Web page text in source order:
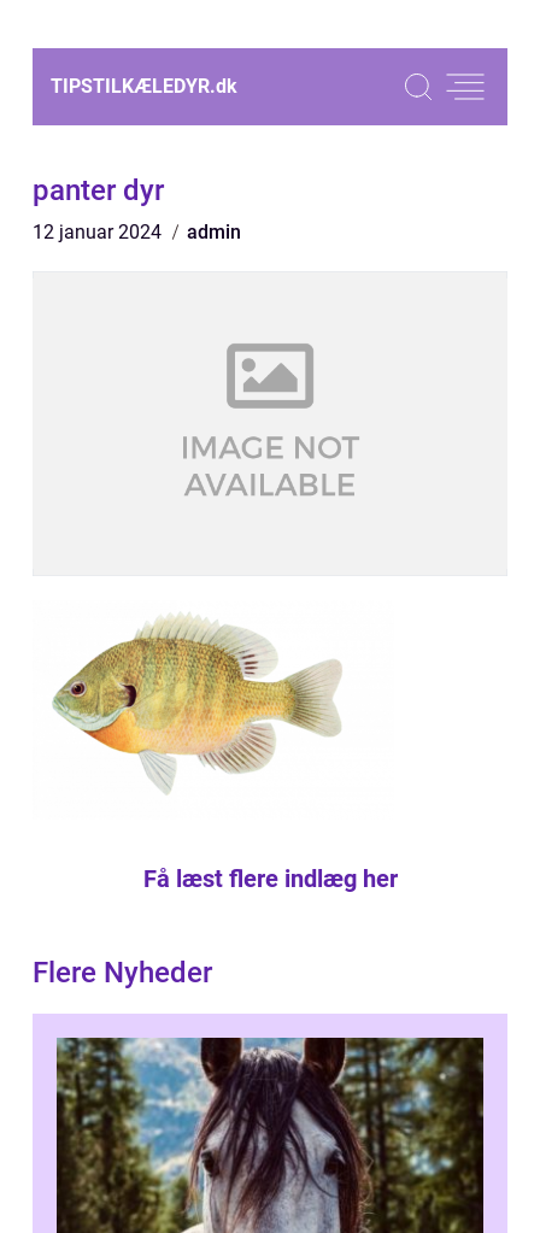
TIPSTILKÆLEDYR.dk
panter dyr
12 januar 2024 admin
Få læst flere indlæg her
Flere Nyheder